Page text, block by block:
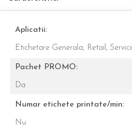
Aplicatii:
Etichetare Generala, Retail,
Pachet PROMO:
Da
Numar etichete printate/min:
Nu